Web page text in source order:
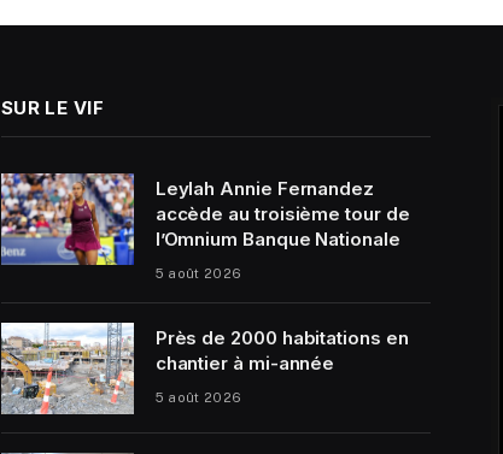
SUR LE VIF
Leylah Annie Fernandez
accède au troisième tour de
l’Omnium Banque Nationale
5 août 2026
Près de 2000 habitations en
chantier à mi-année
5 août 2026